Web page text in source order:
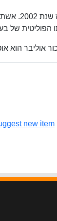
ברקו
הפוליטית של
אוליבר הוא
new item